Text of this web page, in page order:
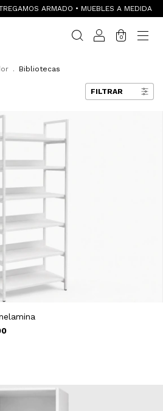
ARMADO • MUEBLES A MEDIDA
0
. Bibliotecas
FILTRAR